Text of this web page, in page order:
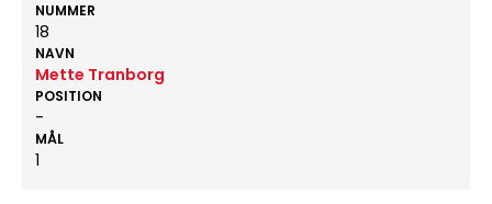
NUMMER
18
NAVN
Mette Tranborg
POSITION
-
MÅL
1